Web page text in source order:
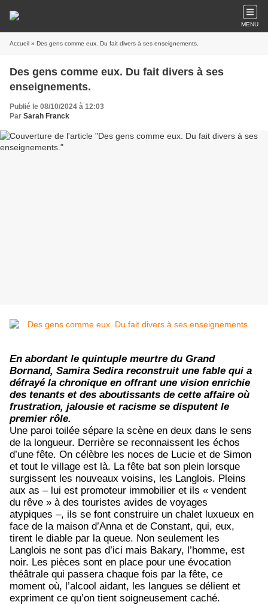
MENU
Accueil » Des gens comme eux. Du fait divers à ses enseignements.
Des gens comme eux. Du fait divers à ses
enseignements.
Publié le 08/10/2024 à 12:03
Par Sarah Franck
En abordant le quintuple meurtre du Grand
Bornand, Samira Sedira reconstruit une fable qui a
défrayé la chronique en offrant une vision enrichie
des tenants et des aboutissants de cette affaire où
frustration, jalousie et racisme se disputent le
premier rôle.
Une paroi toilée sépare la scène en deux dans le sens
de la longueur. Derrière se reconnaissent les échos
d’une fête. On célèbre les noces de Lucie et de Simon
et tout le village est là. La fête bat son plein lorsque
surgissent les nouveaux voisins, les Langlois. Pleins
aux as – lui est promoteur immobilier et ils « vendent
du rêve » à des touristes avides de voyages
atypiques –, ils se font construire un chalet luxueux en
face de la maison d’Anna et de Constant, qui, eux,
tirent le diable par la queue. Non seulement les
Langlois ne sont pas d’ici mais Bakary, l’homme, est
noir. Les pièces sont en place pour une évocation
théâtrale qui passera chaque fois par la fête, ce
moment où, l’alcool aidant, les langues se délient et
expriment ce qu’on tient soigneusement caché.